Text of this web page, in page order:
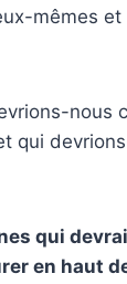
mêmes et
nous
qui
qui
en haut